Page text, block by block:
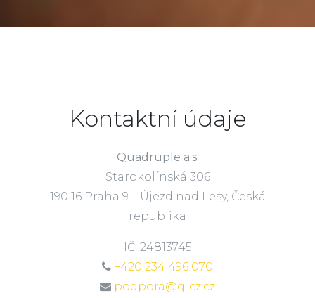
Kontaktní údaje
Quadruple a.s.
Starokolínská 306
190 16 Praha 9 – Újezd nad Lesy, Česká
republika
IČ: 24813745
+420 234 496 070
podpora@q-cz.cz